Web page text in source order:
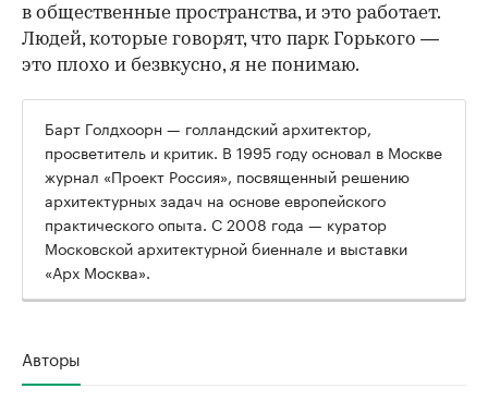
в общественные пространства, и это работает.
Людей, которые говорят, что парк Горького —
это плохо и безвкусно, я не понимаю.
Барт Голдхоорн — голландский архитектор,
просветитель и критик. В 1995 году основал в Москве
журнал «Проект Россия», посвященный решению
архитектурных задач на основе европейского
практического опыта. С 2008 года — куратор
Московской архитектурной биеннале и выставки
«Арх Москва».
Авторы